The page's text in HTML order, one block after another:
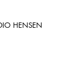
HENSEN